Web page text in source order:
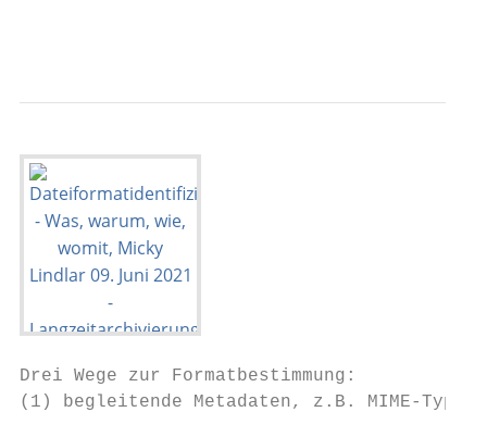
Drei Wege zur Formatbestimmung:
(1) begleitende Metadaten, z.B. MIME-Type